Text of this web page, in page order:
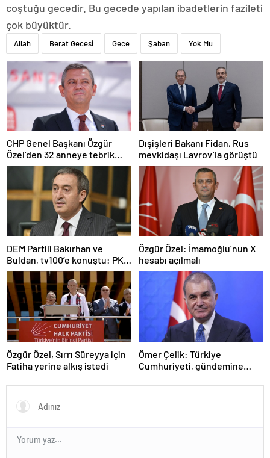
coştuğu gecedir. Bu gecede yapılan ibadetlerin fazileti
çok büyüktür.
Allah Berat Gecesi Gece Şaban Yok Mu
CHP Genel Başkanı Özgür
Özel’den 32 anneye tebrik
telefonu
Dışişleri Bakanı Fidan, Rus
mevkidaşı Lavrov’la görüştü
DEM Partili Bakırhan ve
Buldan, tv100’e konuştu: PKK
ne zaman kendini feshedecek
Özgür Özel: İmamoğlu’nun X
hesabı açılmalı
Özgür Özel, Sırrı Süreyya için
Fatiha yerine alkış istedi
Ömer Çelik: Türkiye
Cumhuriyeti, gündemine